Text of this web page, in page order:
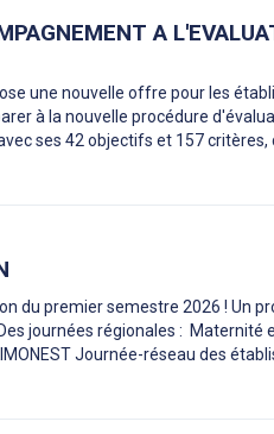
A
une nouvelle offre pour les
à la nouvelle procédure
ses 42 objectifs et 157
du premier semestre 2026 ! Un
journées régionales : Maternité
Journée-réseau des